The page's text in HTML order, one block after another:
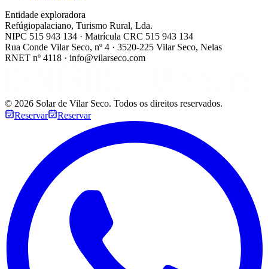
Entidade exploradora
Refúgiopalaciano, Turismo Rural, Lda.
NIPC 515 943 134 · Matrícula CRC 515 943 134
Rua Conde Vilar Seco, nº 4 · 3520-225 Vilar Seco, Nelas
RNET nº 4118 · info@vilarseco.com
© 2026 Solar de Vilar Seco. Todos os direitos reservados.
Reservar
Reservar